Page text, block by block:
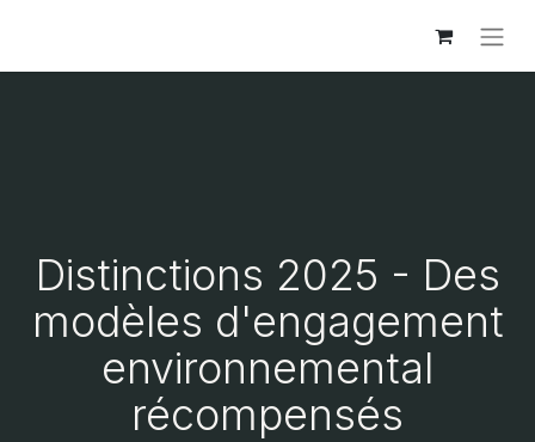
Distinctions 2025 - Des
modèles d'engagement
environnemental
récompensés